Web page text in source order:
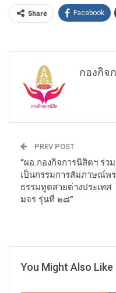
Share Facebook
กองกิจ
PREV POST
“ผอ.กองกิจการนิสิตฯ ร่วม
เป็นกรรมการสัมภาษณ์พ
ธรรมทูตสายต่างประเทศ
มจร รุ่นที่ ๒๘”
You Might Also Like